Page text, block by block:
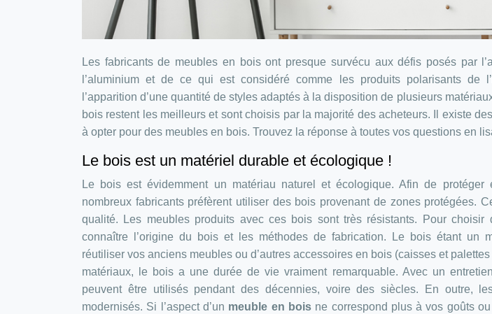
Les fabricants de meubles en bois ont presque survécu aux défis posés par
l’aluminium et de ce qui est considéré comme les produits polarisants de
l’apparition d’une quantité de styles adaptés à la disposition de plusieurs
bois restent les meilleurs et sont choisis par la majorité des acheteurs. Il existe
à opter pour des meubles en bois. Trouvez la réponse à toutes vos questions en
Le bois est un matériel durable et écologique !
Le bois est évidemment un matériau naturel et écologique. Afin de protéger
nombreux fabricants préfèrent utiliser des bois provenant de zones protégées.
qualité. Les meubles produits avec ces bois sont très résistants. Pour
connaître l’origine du bois et les méthodes de fabrication. Le bois étant un
réutiliser vos anciens meubles ou d’autres accessoires en bois (caisses et
matériaux, le bois a une durée de vie vraiment remarquable. Avec un
peuvent être utilisés pendant des décennies, voire des siècles. En outre,
modernisés. Si l’aspect d’un meuble en boisne correspond plus à vos goûts